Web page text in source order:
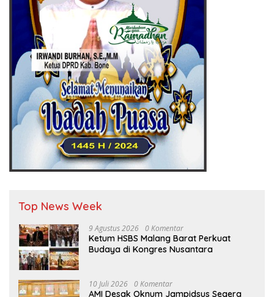
Top News Week
9 Agustus 2026 0 Komentar
Ketum HSBS Malang Barat Perkuat
Budaya di Kongres Nusantara
10 Juli 2026 0 Komentar
AMI Desak Oknum Jampidsus Segera